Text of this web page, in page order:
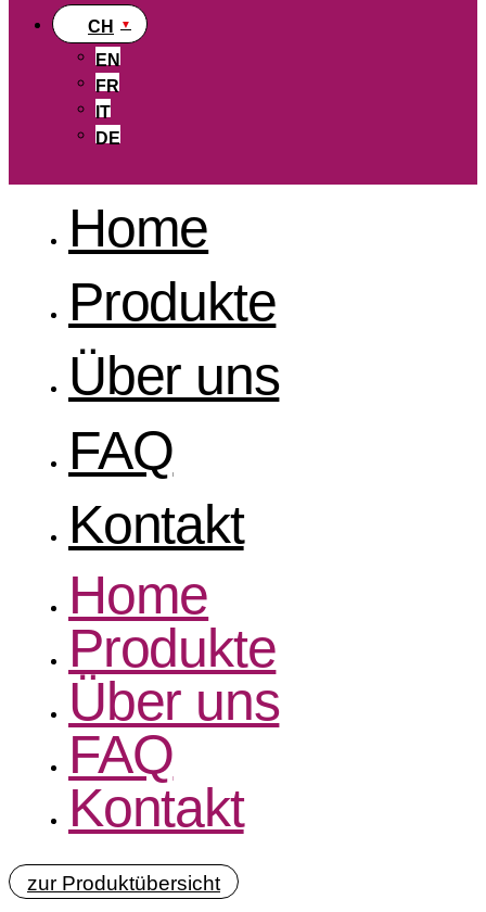
CH
EN
FR
IT
DE
Home
Produkte
Über uns
FAQ
Kontakt
Home
Produkte
Über uns
FAQ
Kontakt
zur Produktübersicht